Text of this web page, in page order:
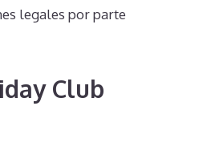
legales por parte
Club